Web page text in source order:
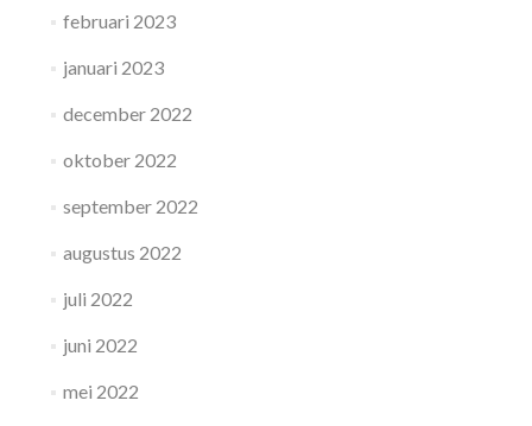
februari 2023
januari 2023
december 2022
oktober 2022
september 2022
augustus 2022
juli 2022
juni 2022
mei 2022